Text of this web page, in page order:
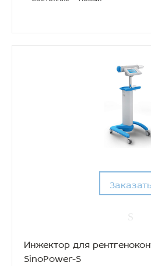
Заказать
Инжектор для
SinoPower-S